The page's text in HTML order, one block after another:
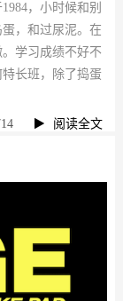
，小时候和别
，和过尿泥。在
学习成绩不好不
长班，除了捣蛋
阅读全文